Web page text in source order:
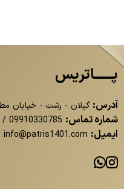
پــــــاتریس
آدرس: گیلان - رشت - خیابان
شماره تماس: 09910330785
/
ایمیل: info@patris1401.com